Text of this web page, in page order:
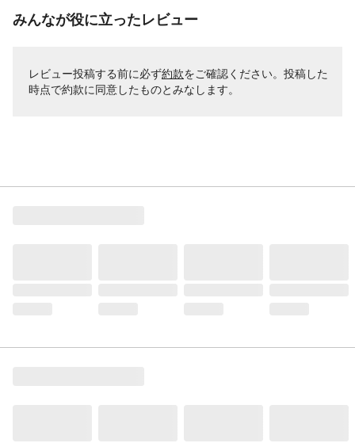
みんなが役に立ったレビュー
レビュー投稿する前に必ず約款をご確認ください。投稿した
時点で約款に同意したものとみなします。